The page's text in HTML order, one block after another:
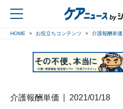
HOME お役立ちコンテンツ 介護報酬単価
介護報酬単価 2021/01/18